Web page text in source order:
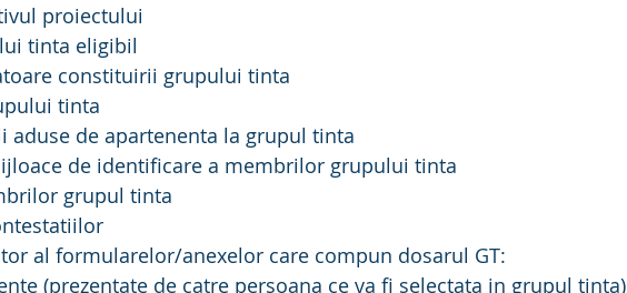
proiectului
tinta eligibil
constituirii grupului tinta
tinta
de apartenenta la grupul tinta
de identificare a membrilor grupului tinta
grupul tinta
al formularelor/anexelor care compun dosarul GT:
(prezentate de catre persoana ce va fi selectata in grupul tinta)